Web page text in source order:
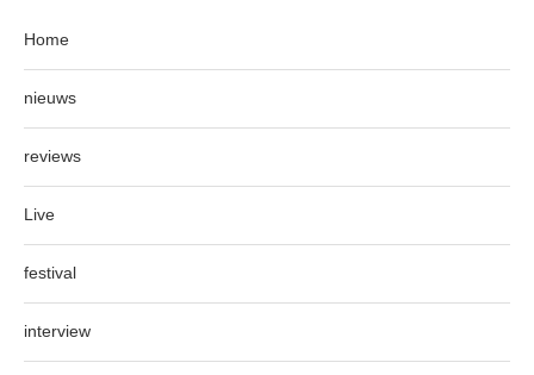
Home
nieuws
reviews
Live
festival
interview